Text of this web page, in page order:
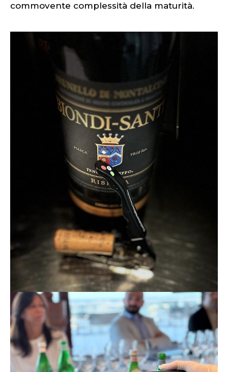
commovente complessità della maturità.